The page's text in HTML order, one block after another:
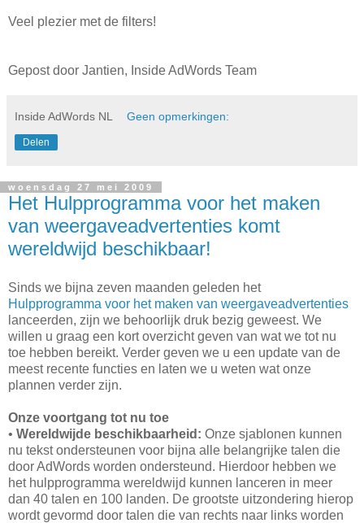
Veel plezier met de filters!
Gepost door Jantien, Inside AdWords Team
Inside AdWords NL Geen opmerkingen:
Delen
woensdag 27 mei 2009
Het Hulpprogramma voor het maken
van weergaveadvertenties komt
wereldwijd beschikbaar!
Sinds we bijna zeven maanden geleden het
Hulpprogramma voor het maken van weergaveadvertenties
lanceerden, zijn we behoorlijk druk bezig geweest. We
willen u graag een kort overzicht geven van wat we tot nu
toe hebben bereikt. Verder geven we u een update van de
meest recente functies en laten we u weten wat onze
plannen verder zijn.
Onze voortgang tot nu toe
• Wereldwijde beschikbaarheid: Onze sjablonen kunnen
nu tekst ondersteunen voor bijna alle belangrijke talen die
door AdWords worden ondersteund. Hierdoor hebben we
het hulpprogramma wereldwijd kunnen lanceren in meer
dan 40 talen en 100 landen. De grootste uitzondering hierop
wordt gevormd door talen die van rechts naar links worden